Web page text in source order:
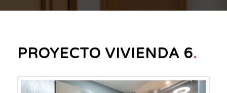
PROYECTO VIVIENDA 6.